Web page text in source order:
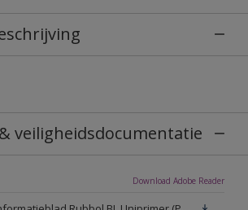
veiligheidsdocumentatie
Download Adobe Reader